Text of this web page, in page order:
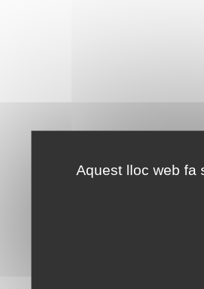
Aquest lloc web fa